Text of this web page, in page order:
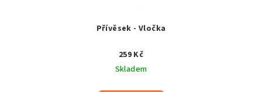
Přívěsek - Vločka
259 Kč
Skladem